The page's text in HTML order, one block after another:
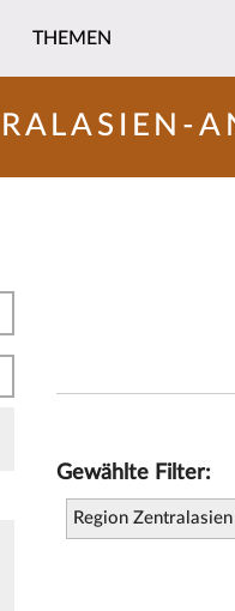
THEMEN
Gewählte Filter:
Region Zentralasien